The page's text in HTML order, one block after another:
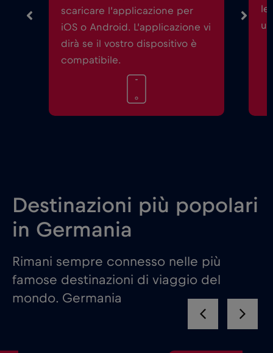
scaricare l’applicazione per
iOS o Android. L’applicazione vi
dirà se il vostro dispositivo è
compatibile.
le
Destinazioni più popolari
in Germania
Rimani sempre connesso nelle più
famose destinazioni di viaggio del
mondo. Germania